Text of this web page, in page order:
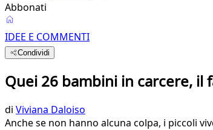
Abbonati
IDEE E COMMENTI
Condividi
Quei 26 bambini in carcere,
di Viviana Daloiso
Anche se non hanno alcuna colpa, i piccoli